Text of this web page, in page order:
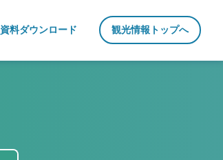
資料ダウンロード 観光情報トップへ